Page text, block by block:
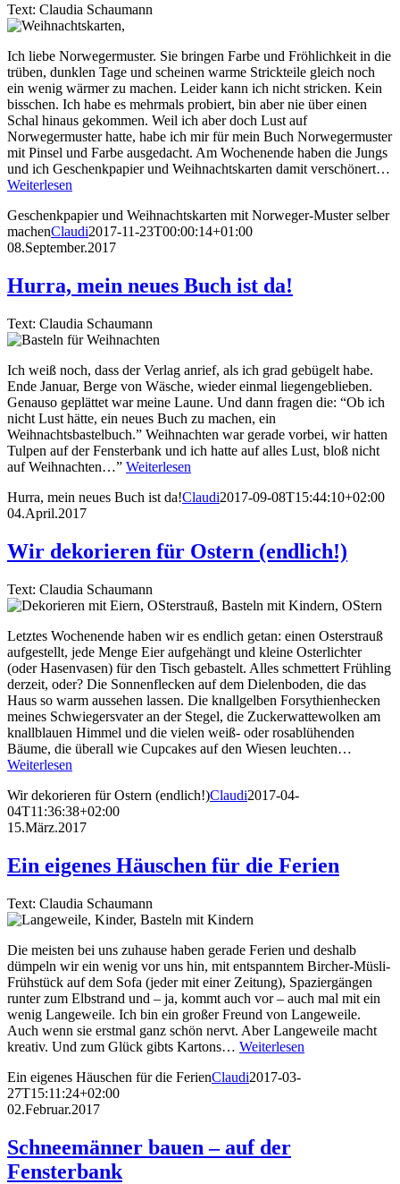
Text: Claudia Schaumann
Ich liebe Norwegermuster. Sie bringen Farbe und Fröhlichkeit in die
trüben, dunklen Tage und scheinen warme Strickteile gleich noch
ein wenig wärmer zu machen. Leider kann ich nicht stricken. Kein
bisschen. Ich habe es mehrmals probiert, bin aber nie über einen
Schal hinaus gekommen. Weil ich aber doch Lust auf
Norwegermuster hatte, habe ich mir für mein Buch Norwegermuster
mit Pinsel und Farbe ausgedacht. Am Wochenende haben die Jungs
und ich Geschenkpapier und Weihnachtskarten damit verschönert…
Weiterlesen
Geschenkpapier und Weihnachtskarten mit Norweger-Muster selber
machenClaudi2017-11-23T00:00:14+01:00
08.September.2017
Hurra, mein neues Buch ist da!
Text: Claudia Schaumann
Ich weiß noch, dass der Verlag anrief, als ich grad gebügelt habe.
Ende Januar, Berge von Wäsche, wieder einmal liegengeblieben.
Genauso geplättet war meine Laune. Und dann fragen die: “Ob ich
nicht Lust hätte, ein neues Buch zu machen, ein
Weihnachtsbastelbuch.” Weihnachten war gerade vorbei, wir hatten
Tulpen auf der Fensterbank und ich hatte auf alles Lust, bloß nicht
auf Weihnachten…” Weiterlesen
Hurra, mein neues Buch ist da!Claudi2017-09-08T15:44:10+02:00
04.April.2017
Wir dekorieren für Ostern (endlich!)
Text: Claudia Schaumann
Letztes Wochenende haben wir es endlich getan: einen Osterstrauß
aufgestellt, jede Menge Eier aufgehängt und kleine Osterlichter
(oder Hasenvasen) für den Tisch gebastelt. Alles schmettert Frühling
derzeit, oder? Die Sonnenflecken auf dem Dielenboden, die das
Haus so warm aussehen lassen. Die knallgelben Forsythienhecken
meines Schwiegersvater an der Stegel, die Zuckerwattewolken am
knallblauen Himmel und die vielen weiß- oder rosablühenden
Bäume, die überall wie Cupcakes auf den Wiesen leuchten…
Weiterlesen
Wir dekorieren für Ostern (endlich!)Claudi2017-04-
04T11:36:38+02:00
15.März.2017
Ein eigenes Häuschen für die Ferien
Text: Claudia Schaumann
Die meisten bei uns zuhause haben gerade Ferien und deshalb
dümpeln wir ein wenig vor uns hin, mit entspanntem Bircher-Müsli-
Frühstück auf dem Sofa (jeder mit einer Zeitung), Spaziergängen
runter zum Elbstrand und – ja, kommt auch vor – auch mal mit ein
wenig Langeweile. Ich bin ein großer Freund von Langeweile.
Auch wenn sie erstmal ganz schön nervt. Aber Langeweile macht
kreativ. Und zum Glück gibts Kartons… Weiterlesen
Ein eigenes Häuschen für die FerienClaudi2017-03-
27T15:11:24+02:00
02.Februar.2017
Schneemänner bauen – auf der
Fensterbank